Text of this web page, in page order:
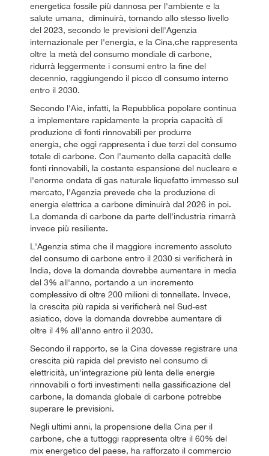
energetica fossile più dannosa per l'ambiente e la
salute umana, diminuirà, tornando allo stesso livello
del 2023, secondo le previsioni dell'Agenzia
internazionale per l'energia, e la Cina,che rappresenta
oltre la metà del consumo mondiale di carbone,
ridurrà leggermente i consumi entro la fine del
decennio, raggiungendo il picco dl consumo interno
entro il 2030.
Secondo l'Aie, infatti, la Repubblica popolare continua
a implementare rapidamente la propria capacità di
produzione di fonti rinnovabili per produrre
energia, che oggi rappresenta i due terzi del consumo
totale di carbone. Con l'aumento della capacità delle
fonti rinnovabili, la costante espansione del nucleare e
l'enorme ondata di gas naturale liquefatto immesso sul
mercato, l'Agenzia prevede che la produzione di
energia elettrica a carbone diminuirà dal 2026 in poi.
La domanda di carbone da parte dell'industria rimarrà
invece più resiliente.
L'Agenzia stima che il maggiore incremento assoluto
del consumo di carbone entro il 2030 si verificherà in
India, dove la domanda dovrebbe aumentare in media
del 3% all'anno, portando a un incremento
complessivo di oltre 200 milioni di tonnellate. Invece,
la crescita più rapida si verificherà nel Sud-est
asiatico, dove la domanda dovrebbe aumentare di
oltre il 4% all'anno entro il 2030.
Secondo il rapporto, se la Cina dovesse registrare una
crescita più rapida del previsto nel consumo di
elettricità, un'integrazione più lenta delle energie
rinnovabili o forti investimenti nella gassificazione del
carbone, la domanda globale di carbone potrebbe
superare le previsioni.
Negli ultimi anni, la propensione della Cina per il
carbone, che a tuttoggi rappresenta oltre il 60% del
mix energetico del paese, ha rafforzato il commercio